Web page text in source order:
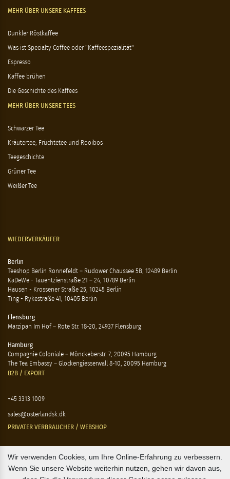
MEHR ÜBER UNSERE KAFFEES
Dunkler Röstkaffee
Was ist Specialty Coffee oder "Kaffeespezialität"
Espresso
Kaffee brühen
Die Geschichte des Kaffees
MEHR ÜBER UNSERE TEES
Schwarzer Tee
Kräutertee, Früchtetee und Rooibos
Teegeschichte
Grüner Tee
Weißer Tee
WIEDERVERKÄUFER
Berlin
Teeshop Berlin Ronnefeldt – Rudower Chaussee 5B, 12489 Berlin
KaDeWe - Tauentzienstraße 21 – 24, 10789 Berlin
Hausen - Krossener Straße 25, 10245 Berlin
Ting - Rykestraße 41, 10405 Berlin
Flensburg
Marzipan Im Hof – Rote Str. 18-20, 24937 Flensburg
Hamburg
Compagnie Coloniale – Mönckeberstr. 7, 20095 Hamburg
The Tea Embassy – Glockengiesserwall 8-10, 20095 Hamburg
B2B / EXPORT
+45 3313 1009
sales@osterlandsk.dk
PRIVATER VERBRAUCHER / WEBSHOP
+45 3313 1000
butik@osterlandsk.dk
Wir verwenden Cookies, um Ihre Online-Erfahrung zu verbessern.
Wenn Sie unsere Website weiterhin nutzen, gehen wir davon aus,